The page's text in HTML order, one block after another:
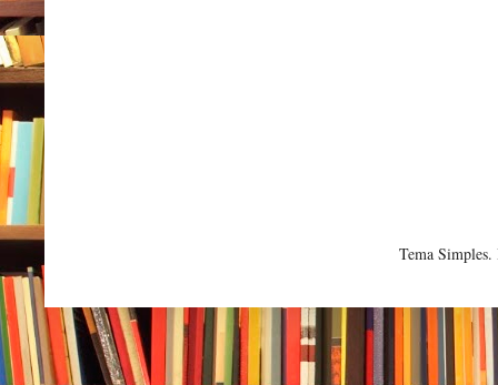
Tema